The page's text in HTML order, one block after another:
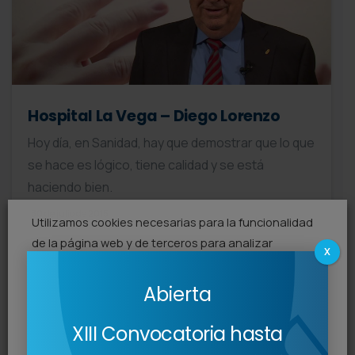
Hospital La Vega – Diego Lorenzo
Hoy día, en Sanidad, hay que demostrar que lo que
se hace es lógico, tiene calidad y se está
haciendo bien.
Leer más
Abierta
XIII Convocatoria hasta
X
Utilizamos cookies necesarias para la funcionalidad
de la página web y de terceros para analizar
cookies que utilizamos, lea nuestra
Cookies
Puede aceptar todas las cookies pulsando el botón